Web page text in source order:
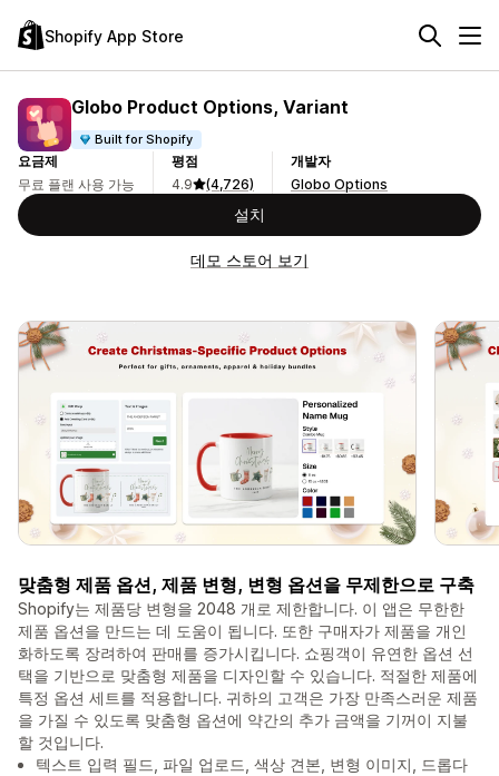
Shopify App Store
Globo Product Options, Variant
Built for Shopify
요금제
무료 플랜 사용 가능
평점
4.9
(4,726)
개발자
Globo Options
설치
데모 스토어 보기
맞춤형 제품 옵션, 제품 변형, 변형 옵션을 무제한으로 구축
Shopify는 제품당 변형을 2048 개로 제한합니다. 이 앱은 무한한
제품 옵션을 만드는 데 도움이 됩니다. 또한 구매자가 제품을 개인
화하도록 장려하여 판매를 증가시킵니다. 쇼핑객이 유연한 옵션 선
택을 기반으로 맞춤형 제품을 디자인할 수 있습니다. 적절한 제품에
특정 옵션 세트를 적용합니다. 귀하의 고객은 가장 만족스러운 제품
을 가질 수 있도록 맞춤형 옵션에 약간의 추가 금액을 기꺼이 지불
할 것입니다.
텍스트 입력 필드, 파일 업로드, 색상 견본, 변형 이미지, 드롭다